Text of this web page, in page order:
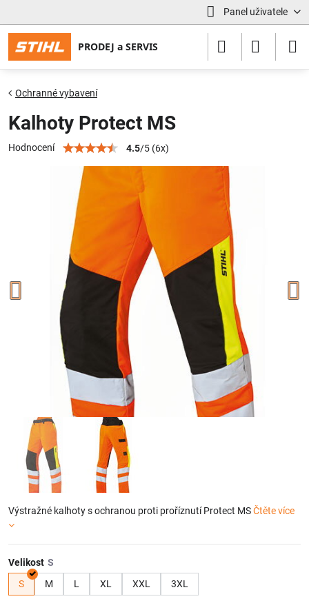
Panel uživatele
Ochranné vybavení
Kalhoty Protect MS
Hodnocení 4.5/5 (6x)
Výstražné kalhoty s ochranou proti proříznutí Protect MSČtěte více
Velikost
S
M L XL XXL 3XL